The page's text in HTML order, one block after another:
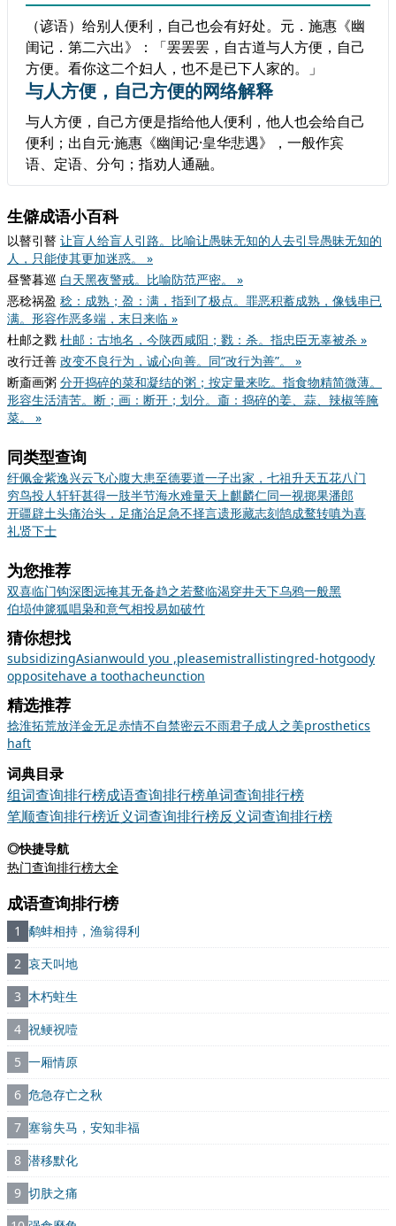
（谚语）​给别人便利，自己也会有好处。元．施惠《幽
闺记．第二六出》：「罢罢罢，自古道与人方便，自己
方便。看你这二个妇人，也不是已下人家的。」
与人方便，自己方便的网络解释
与人方便，自己方便是指给他人便利，他人也会给自己
便利；出自元·施惠《幽闺记·皇华悲遇》，一般作宾
语、定语、分句；指劝人通融。
生僻成语小百科
以瞽引瞽 让盲人给盲人引路。比喻让愚昧无知的人去引导愚昧无知的
人，只能使其更加迷惑。 »
昼警暮巡 白天黑夜警戒。比喻防范严密。 »
恶稔祸盈 稔：成熟；盈：满，指到了极点。罪恶积蓄成熟，像钱串已
满。形容作恶多端，末日来临 »
杜邮之戮 杜邮：古地名，今陕西咸阳；戮：杀。指忠臣无辜被杀 »
改行迁善 改变不良行为，诚心向善。同“改行为善”。 »
断齑画粥 分开捣碎的菜和凝结的粥；按定量来吃。指食物精简微薄。
形容生活清苦。断；画：断开；划分。齑：捣碎的姜、蒜、辣椒等腌
菜。 »
同类型查询
纡佩金紫逸兴云飞心腹大患至德要道一子出家，七祖升天五花八门
穷鸟投人轩轩甚得一肢半节海水难量天上麒麟仁同一视掷果潘郎
开疆辟土头痛治头，足痛治足急不择言遗形藏志刻鹄成鹜转嗔为喜
礼贤下士
为您推荐
双喜临门钩深图远掩其无备趋之若鹜临渴穿井天下乌鸦一般黑
伯埙仲篪狐唱枭和意气相投易如破竹
猜你想找
subsidizingAsianwould you ,pleasemistrallistingred-hotgoody
oppositehave a toothacheunction
精选推荐
捻淮拓荒放洋金无足赤情不自禁密云不雨君子成人之美prosthetics
haft
词典目录
组词查询排行榜成语查询排行榜单词查询排行榜
笔顺查询排行榜近义词查询排行榜反义词查询排行榜
◎快捷导航
热门查询排行榜大全
成语查询排行榜
1 鹬蚌相持，渔翁得利
2 哀天叫地
3 木朽蛀生
4 祝鲠祝噎
5 一厢情原
6 危急存亡之秋
7 塞翁失马，安知非福
8 潜移默化
9 切肤之痛